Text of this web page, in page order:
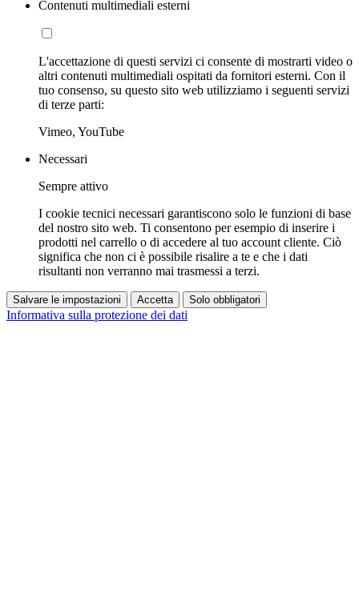
Contenuti multimediali esterni
L'accettazione di questi servizi ci consente di mostrarti video o
altri contenuti multimediali ospitati da fornitori esterni. Con il
tuo consenso, su questo sito web utilizziamo i seguenti servizi
di terze parti:
Vimeo, YouTube
Necessari
Sempre attivo
I cookie tecnici necessari garantiscono solo le funzioni di base
del nostro sito web. Ti consentono per esempio di inserire i
prodotti nel carrello o di accedere al tuo account cliente. Ciò
significa che non ci è possibile risalire a te e che i dati
risultanti non verranno mai trasmessi a terzi.
Salvare le impostazioni Accetta Solo obbligatori
Informativa sulla protezione dei dati